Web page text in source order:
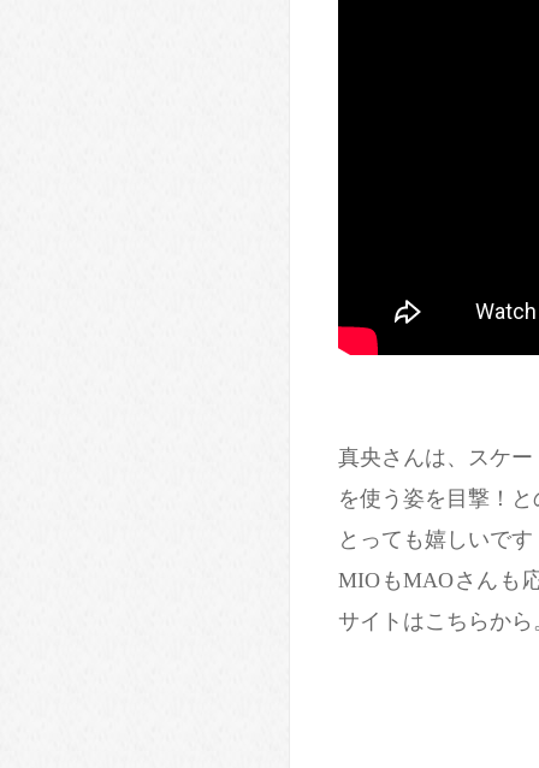
真央さんは、スケ
を使う姿を目撃！
とっても嬉しいです
MIOもMAOさんも
サイトはこちらから